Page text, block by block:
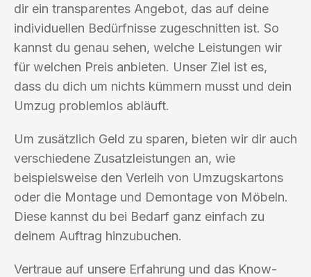
dir ein transparentes Angebot, das auf deine
individuellen Bedürfnisse zugeschnitten ist. So
kannst du genau sehen, welche Leistungen wir
für welchen Preis anbieten. Unser Ziel ist es,
dass du dich um nichts kümmern musst und dein
Umzug problemlos abläuft.
Um zusätzlich Geld zu sparen, bieten wir dir auch
verschiedene Zusatzleistungen an, wie
beispielsweise den Verleih von Umzugskartons
oder die Montage und Demontage von Möbeln.
Diese kannst du bei Bedarf ganz einfach zu
deinem Auftrag hinzubuchen.
Vertraue auf unsere Erfahrung und das Know-